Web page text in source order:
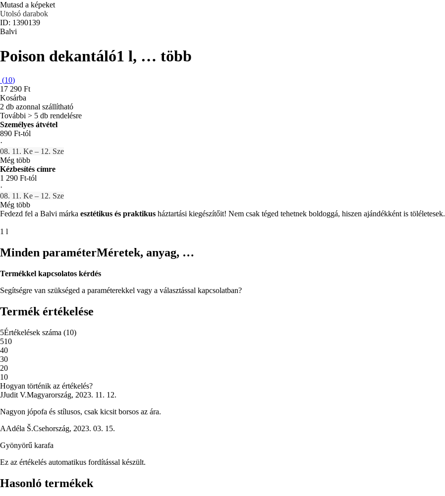
Mutasd a képeket
Utolsó darabok
ID: 1390139
Balvi
Poison dekantáló1 l, … több
(10)
17 290 Ft
Kosárba
2 db azonnal szállítható
További > 5 db rendelésre
Személyes átvétel
890 Ft-tól
·
08. 11. Ke – 12. Sze
Még több
Kézbesítés címre
1 290 Ft-tól
·
08. 11. Ke – 12. Sze
Még több
Fedezd fel a Balvi márka esztétikus és praktikus háztartási kiegészítőit! Nem csak téged tehetnek boldoggá, hiszen ajándékként is töléletesek.
1 l
Minden paraméterMéretek, anyag, …
Termékkel kapcsolatos kérdés
Segítségre van szükséged a paraméterekkel vagy a választással kapcsolatban?
Termék értékelése
5Értékelések száma (10)
510
40
30
20
10
Hogyan történik az értékelés?
JJudit V.Magyarország, 2023. 11. 12.
Nagyon jópofa és stílusos, csak kicsit borsos az ára.
AAdéla Š.Csehország, 2023. 03. 15.
Gyönyörű karafa
Ez az értékelés automatikus fordítással készült.
Hasonló termékek